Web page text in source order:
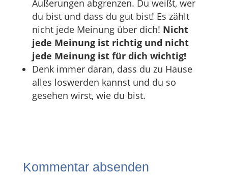
Äußerungen abgrenzen. Du weißt, wer
du bist und dass du gut bist! Es zählt
nicht jede Meinung über dich! Nicht
jede Meinung ist richtig und nicht
jede Meinung ist für dich wichtig!
Denk immer daran, dass du zu Hause
alles loswerden kannst und du so
gesehen wirst, wie du bist.
Kommentar absenden